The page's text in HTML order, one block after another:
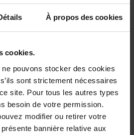
À propos des cookies
cookies.
pouvons stocker des cookies
sont strictement nécessaires
site. Pour tous les autres types
besoin de votre permission.
modifier ou retirer votre
bannière relative aux
relative aux avis des clients